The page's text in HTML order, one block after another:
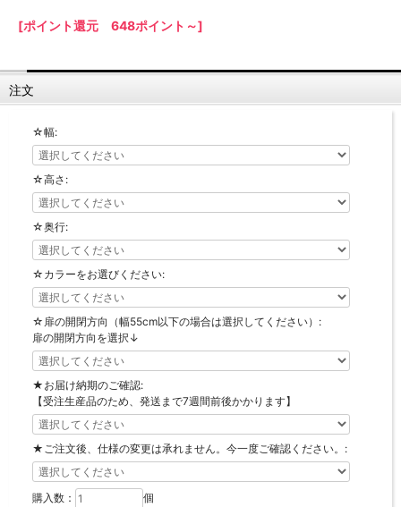
【Pots】鍋・フライパン収納
【LASCO】地震対策・上置きラック
キッチンの便利アイテム
タワー tower（山崎実業）
ダストボックス
[ポイント還元 648ポイント～]
注文
☆幅:
☆高さ:
☆奥行:
☆カラーをお選びください:
☆扉の開閉方向（幅55cm以下の場合は選択してください）:
扉の開閉方向を選択↓
★お届け納期のご確認:
【受注生産品のため、発送まで7週間前後かかります】
★ご注文後、仕様の変更は承れません。今一度ご確認ください。:
購入数： 個